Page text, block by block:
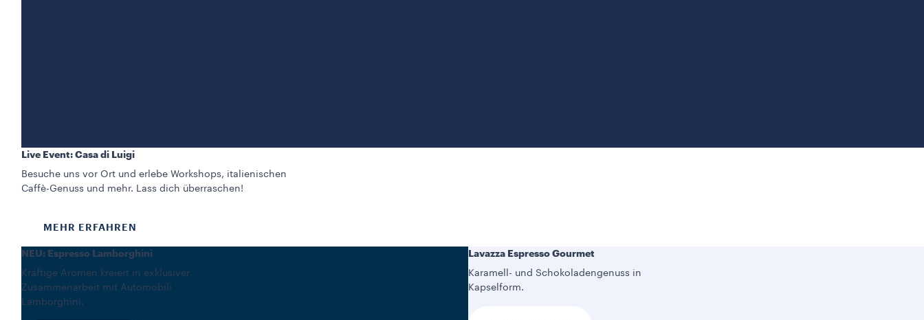
Live Event: Casa di Luigi
Besuche uns vor Ort und erlebe Workshops, italienischen
Caffè-Genuss und mehr. Lass dich überraschen!
MEHR ERFAHREN
NEU: Espresso Lamborghini
Kräftige Aromen kreiert in exklusiver
Zusammenarbeit mit Automobili
Lamborghini.
Lavazza Espresso Gourmet
Karamell- und Schokoladengenuss in
Kapselform.